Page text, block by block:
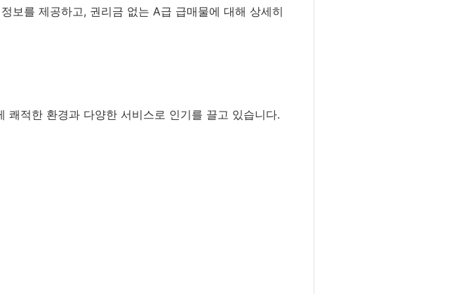
보를 제공하고, 권리금 없는 A급 급매물에 대해 상세히
쾌적한 환경과 다양한 서비스로 인기를 끌고 있습니다.